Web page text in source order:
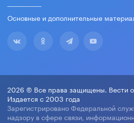
Основные и дополнительные
2026 © Все права защищены. Вести
Издается с 2003 года
Зарегистрировано Федеральной
надзору в сфере связи,